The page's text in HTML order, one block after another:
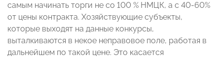
самым начинать торги не со 100 % НМЦК, а с 40-60%
от цены контракта. Хозяйствующие субъекты,
которые выходят на данные конкурсы,
выталкиваются в некое неправовое поле, работая в
дальнейшем по такой цене. Это касается